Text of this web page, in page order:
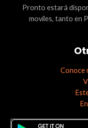
Pronto estará
movíles, tanto en
Conoce